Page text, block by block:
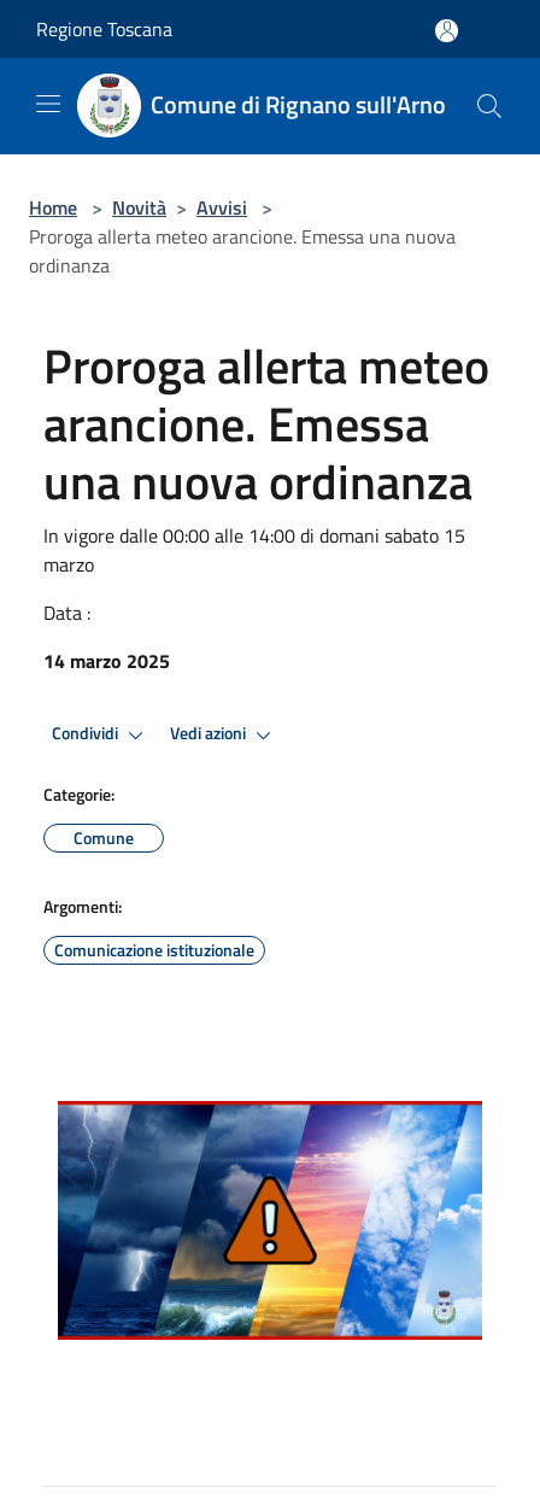
Regione Toscana
Comune di Rignano sull'Arno
Home > Novità > Avvisi >
Proroga allerta meteo arancione. Emessa una nuova
ordinanza
Proroga allerta meteo
arancione. Emessa
una nuova ordinanza
In vigore dalle 00:00 alle 14:00 di domani sabato 15
marzo
Data :
14 marzo 2025
Condividi Vedi azioni
Categorie:
Comune
Argomenti:
Comunicazione istituzionale